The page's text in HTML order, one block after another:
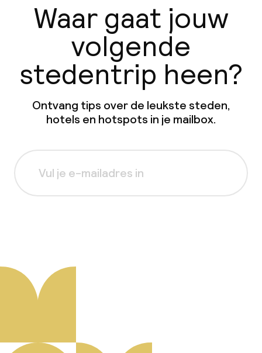
Waar gaat jouw
volgende
stedentrip heen?
Ontvang tips over de leukste steden,
hotels en hotspots in je mailbox.